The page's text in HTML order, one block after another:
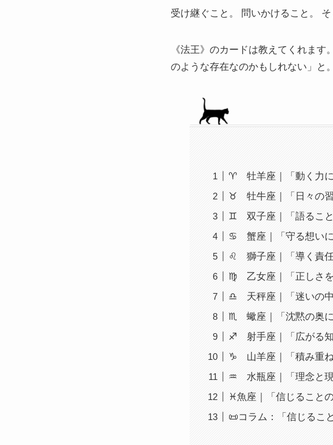
受け継ぐこと。 問いかけること。
《法王》のカードは教えてくれま
のような存在なのかもしれない」と。
♈ 牡羊座｜「動く力に
♉ 牡牛座｜「日々の
♊ 双子座｜「語るこ
♋ 蟹座｜「守る想い
♌ 獅子座｜「導く責
♍ 乙女座｜「正しさ
♎ 天秤座｜「迷いの
♏ 蠍座｜「沈黙の奥に
♐ 射手座｜「広がる
♑ 山羊座｜「積み重
♒ 水瓶座｜「理念と
♓魚座｜「信じること
📜コラム：「信じるこ